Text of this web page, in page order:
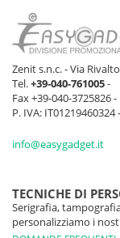
Zenit s.n.c. - Via
Tel.+39-040-761005-
Fax +39-040-3725826 -
P. IVA: IT01219460324 -
info@easygadget.it
TECNICHE DI
Serigrafia,
personalizziamo i